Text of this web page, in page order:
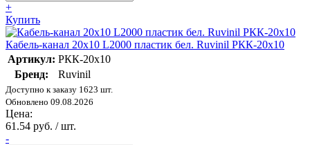
+
Купить
Кабель-канал 20х10 L2000 пластик бел. Ruvinil РКК-20х10
Артикул: РКК-20х10
Бренд:
Ruvinil
Доступно к заказу 1623 шт.
Обновлено 09.08.2026
Цена:
61.54 руб. / шт.
-